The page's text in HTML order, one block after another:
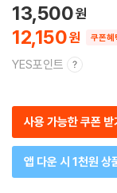
12,150
13,500
쿠폰혜
YES포인트
사용 가능한 쿠폰 받
앱 다운 시 1천원 상